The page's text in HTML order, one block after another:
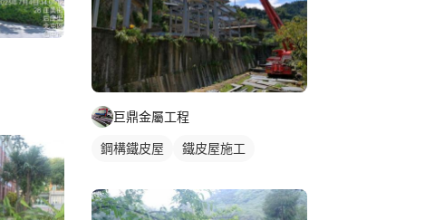
巨鼎金屬工程
鋼構鐵皮屋 鐵皮屋施工